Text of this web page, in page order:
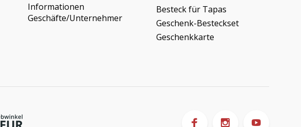
Informationen
Geschäfte/Unternehmer
Besteck für Tapas
Geschenk-Besteckset
Geschenkkarte